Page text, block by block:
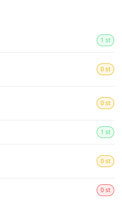
1 st
0 st
0 st
1 st
0 st
0 st